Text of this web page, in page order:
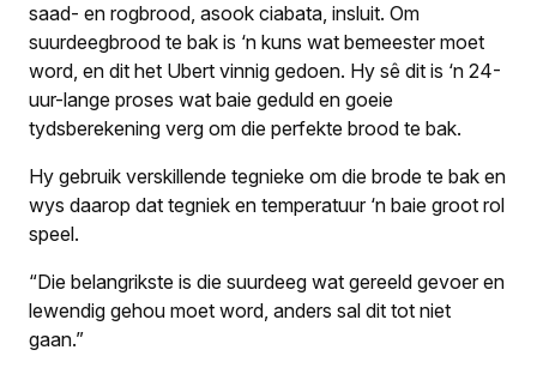
saad- en rogbrood, asook ciabata, insluit. Om
suurdeegbrood te bak is ‘n kuns wat bemeester moet
word, en dit het Ubert vinnig gedoen. Hy sê dit is ‘n 24-
uur-lange proses wat baie geduld en goeie
tydsberekening verg om die perfekte brood te bak.
Hy gebruik verskillende tegnieke om die brode te bak en
wys daarop dat tegniek en temperatuur ‘n baie groot rol
speel.
“Die belangrikste is die suurdeeg wat gereeld gevoer en
lewendig gehou moet word, anders sal dit tot niet
gaan.”